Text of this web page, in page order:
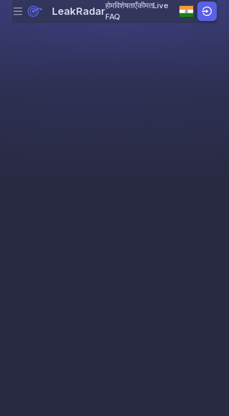
Skip to content
Menu LeakRadarहोमविशेषताएँकीमतLive
FAQ